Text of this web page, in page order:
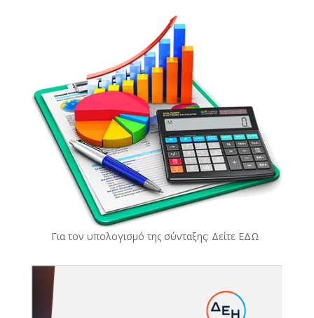
Για τον υπολογισμό της σύνταξης: Δείτε ΕΔΩ